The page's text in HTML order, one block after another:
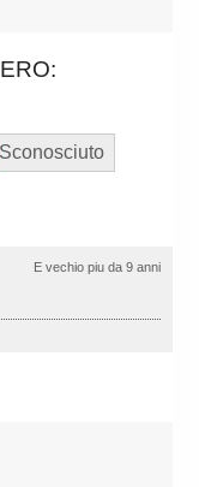
Sconosciuto
E vechio piu da 9 anni